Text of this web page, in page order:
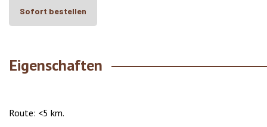
Sofort bestellen
Eigenschaften
Route: <5 km.